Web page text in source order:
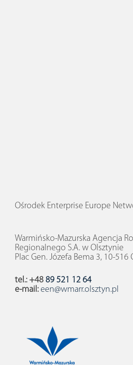
Ośrodek Enterprise Europe
Warmińsko-Mazurska Agencja
Regionalnego S.A. w Olsztynie
Plac Gen. Józefa Bema 3, 10-516
tel.: +48 89 521 12 64
e-mail: een@wmarr.olsztyn.pl